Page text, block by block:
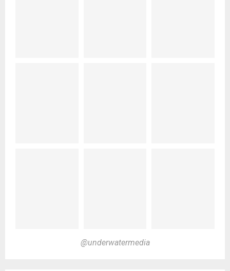
@underwatermedia